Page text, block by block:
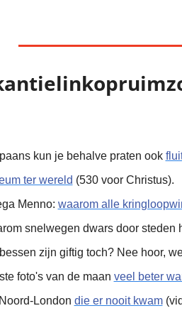
kun je behalve praten ook
ter wereld (530 voor Christus).
Menno: waarom alle
snelwegen dwars door steden
zijn giftig toch? Nee hoor,
foto's van de maan veel beter
London die er nooit kwam